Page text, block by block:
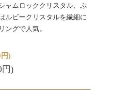
ャムロッククリスタル、ぷ
ルビークリスタルを繊細に
ングで人気。
)
円)